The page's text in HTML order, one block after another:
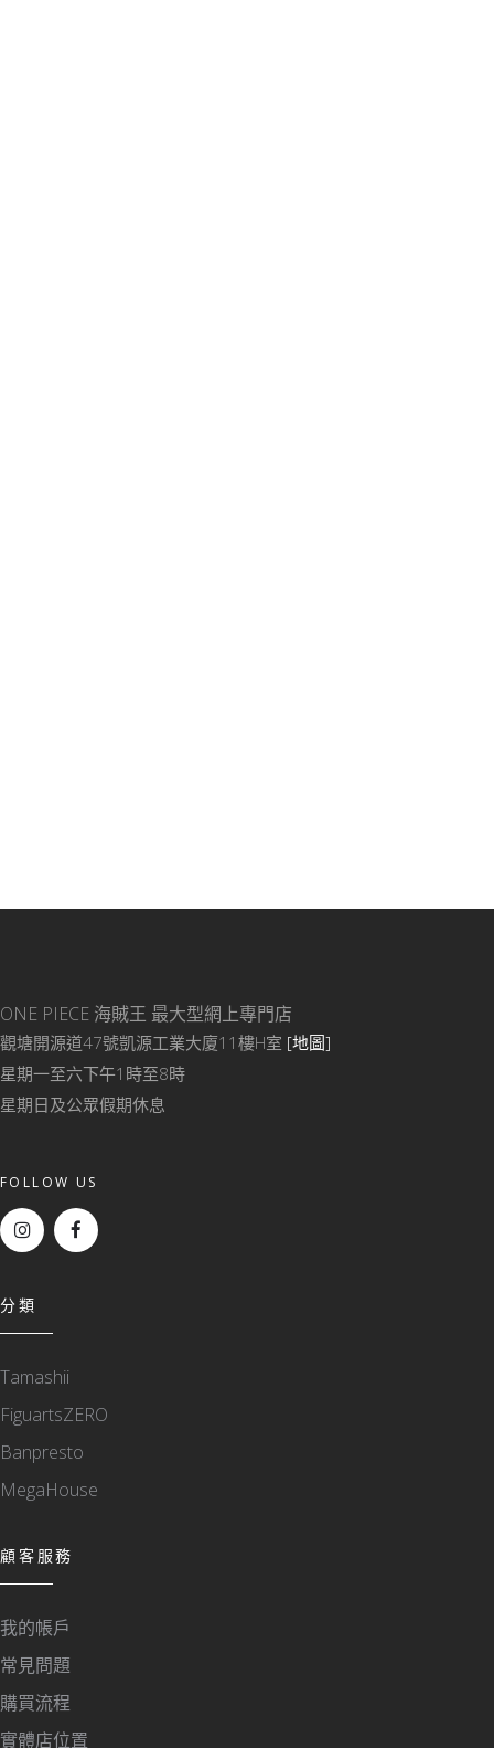
ONE PIECE 海賊王 最大型網上專門店
觀塘開源道47號凱源工業大廈11樓H室 [地圖]
星期一至六下午1時至8時
星期日及公眾假期休息
FOLLOW US
分類
Tamashii
FiguartsZERO
Banpresto
MegaHouse
顧客服務
我的帳戶
常見問題
購買流程
實體店位置